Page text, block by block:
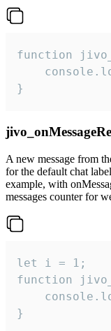
function
}
A new message from
for the default chat
example, with
messages counter for
let i = 1;
function
}